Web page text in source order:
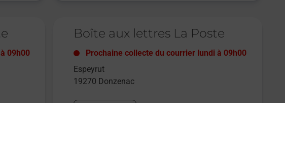
à 09h00
Boîte aux lettres La Poste
Prochaine collecte du courrier lundi à 09h00
Espeyrut
19270 Donzenac